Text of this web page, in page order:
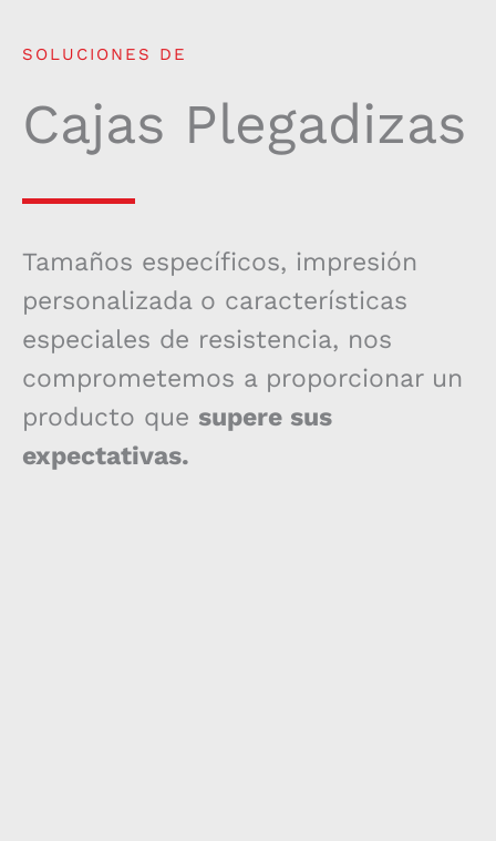
SOLUCIONES DE
Cajas Plegadizas
Tamaños específicos, impresión
personalizada o características
especiales de resistencia, nos
comprometemos a proporcionar un
producto que supere sus
expectativas.